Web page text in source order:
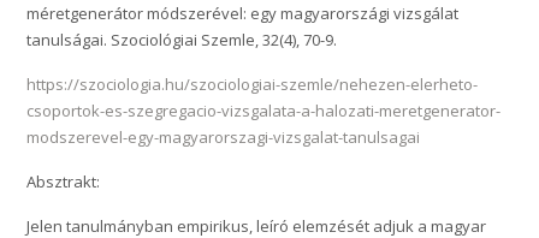
méretgenerátor módszerével: egy magyarországi vizsgálat
tanulságai. Szociológiai Szemle, 32(4), 70-9.
https://szociologia.hu/szociologiai-szemle/nehezen-elerheto-
csoportok-es-szegregacio-vizsgalata-a-halozati-meretgenerator-
modszerevel-egy-magyarorszagi-vizsgalat-tanulsagai
Absztrakt:
Jelen tanulmányban empirikus, leíró elemzését adjuk a magyar